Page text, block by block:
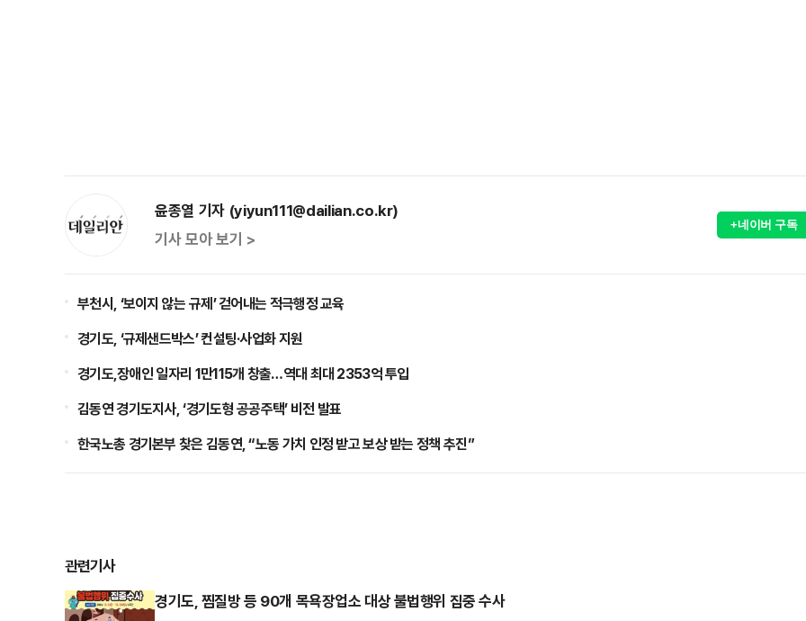
윤종열 기자 (yiyun111@dailian.co.kr)
기사 모아 보기 >
+네이버 구독
부천시, ‘보이지 않는 규제’ 걷어내는 적극행정 교육
경기도, ‘규제샌드박스’ 컨설팅·사업화 지원
경기도,장애인 일자리 1만115개 창출…역대 최대 2353억 투입
김동연 경기도지사, ‘경기도형 공공주택’ 비전 발표
한국노총 경기본부 찾은 김동연, “노동 가치 인정 받고 보상 받는 정책 추진”
관련기사
경기도, 찜질방 등 90개 목욕장업소 대상 불법행위 집중 수사